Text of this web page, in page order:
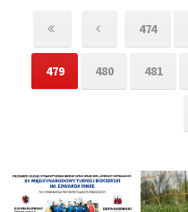
474
479 480 481